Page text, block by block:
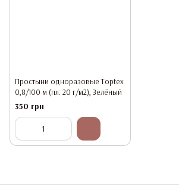
Простыни одноразовые Toptex
0,8/100 м (пл. 20 г/м2), Зелёный
350 грн